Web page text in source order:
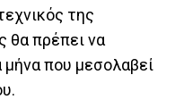
της
θα πρέπει να
που μεσολαβεί